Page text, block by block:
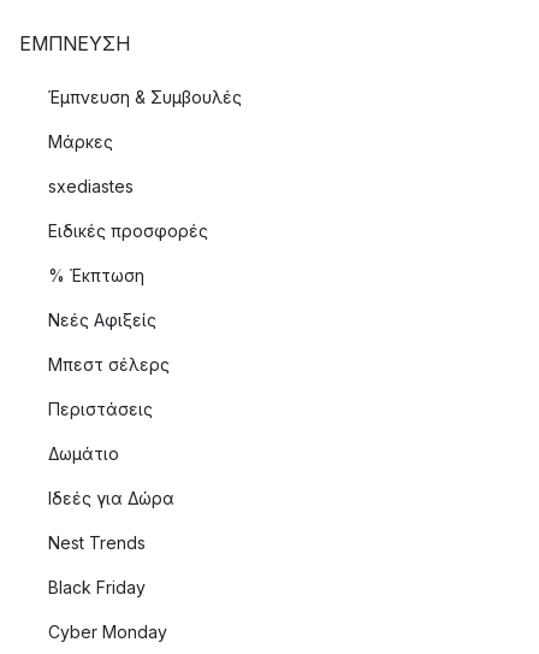
ΈΜΠΝΕΥΣΗ
Έμπνευση & Συμβουλές
Μάρκες
sxediastes
Ειδικές προσφορές
% Έκπτωση
Νεές Αφιξείς
Μπεστ σέλερς
Περιστάσεις
Δωμάτιο
Ιδεές για Δώρα
Nest Trends
Black Friday
Cyber Monday